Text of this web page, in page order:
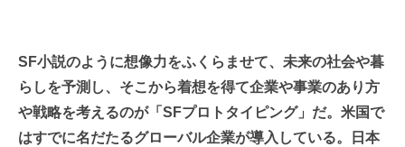
SF小説のように想像力をふくらませて、未来の社会や暮
らしを予測し、そこから着想を得て企業や事業のあり方
や戦略を考えるのが「SFプロトタイピング」だ。米国で
はすでに名だたるグローバル企業が導入している。日本